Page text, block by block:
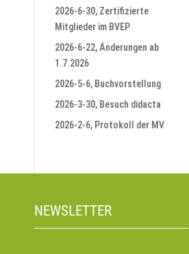
2026-6-30, Zertifizierte
Mitglieder im BVEP
2026-6-22, Änderungen ab
1.7.2026
2026-5-6, Buchvorstellung
2026-3-30, Besuch didacta
2026-2-6, Protokoll der MV
NEWSLETTER